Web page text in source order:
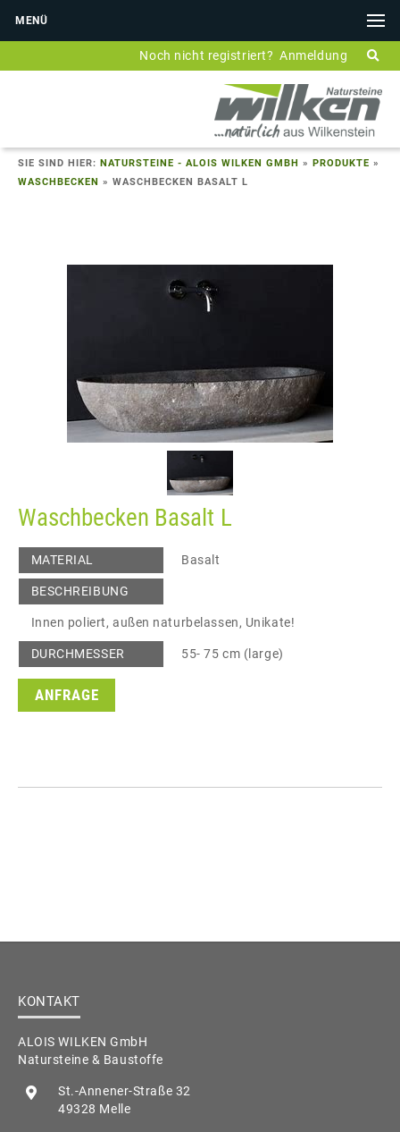
MENÜ
Anmeldung
Noch nicht registriert?
SIE SIND HIER: NATURSTEINE - ALOIS WILKEN GMBH » PRODUKTE »
WASCHBECKEN » WASCHBECKEN BASALT L
Waschbecken Basalt L
MATERIAL Basalt
BESCHREIBUNG
Innen poliert, außen naturbelassen, Unikate!
DURCHMESSER 55- 75 cm (large)
ANFRAGE
KONTAKT
ALOIS WILKEN GmbH
Natursteine & Baustoffe
St.-Annener-Straße 32
49328 Melle